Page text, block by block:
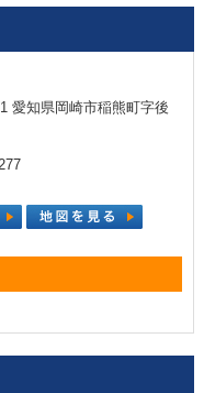
知県岡崎市稲熊町字後